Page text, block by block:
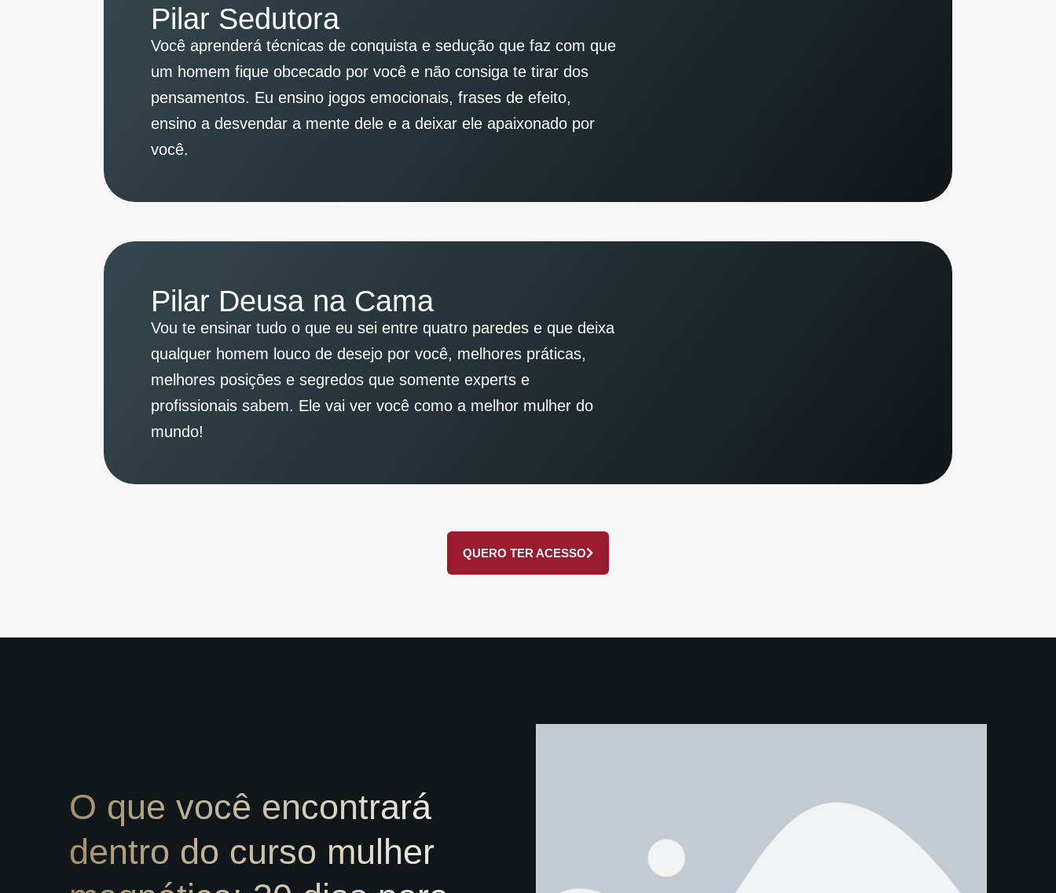
Pilar Sedutora
Você aprenderá técnicas de conquista e sedução que faz com que
um homem fique obcecado por você e não consiga te tirar dos
pensamentos. Eu ensino jogos emocionais, frases de efeito,
ensino a desvendar a mente dele e a deixar ele apaixonado por
você.
Pilar Deusa na Cama
Vou te ensinar tudo o que eu sei entre quatro paredes e que deixa
qualquer homem louco de desejo por você, melhores práticas,
melhores posições e segredos que somente experts e
profissionais sabem. Ele vai ver você como a melhor mulher do
mundo!
QUERO TER ACESSO
O que você encontrará
dentro do curso mulher